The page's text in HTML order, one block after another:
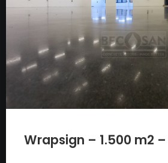
Wrapsign – 1.500 m2